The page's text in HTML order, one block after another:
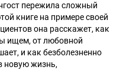
пережила сложный
книге на примере своей
она расскажет, как
ищем, от любовной
и как безболезненно
новую жизнь,